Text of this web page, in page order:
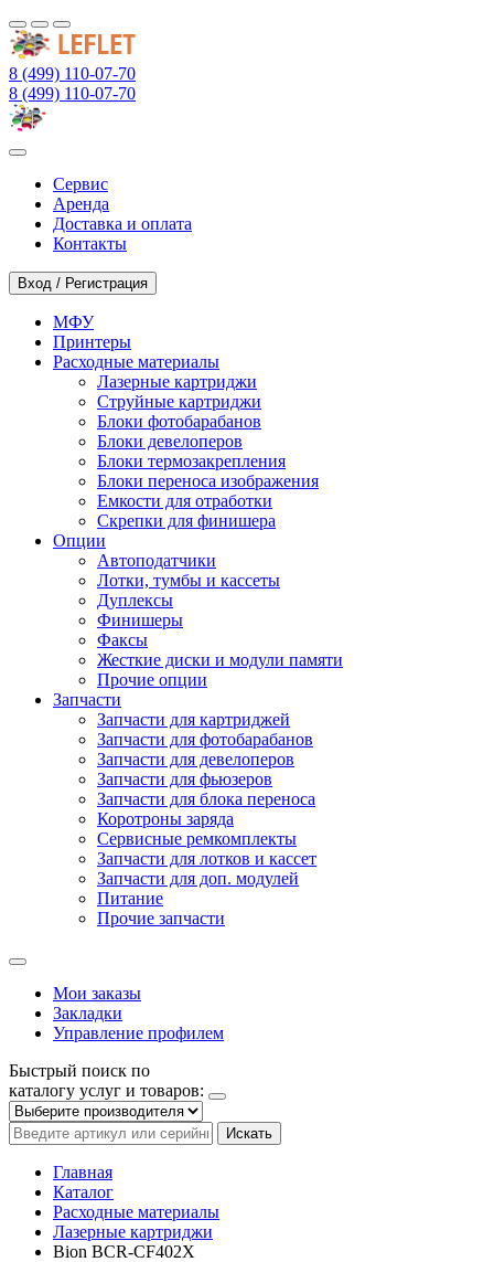
8 (499) 110-07-70
8 (499) 110-07-70
Сервис
Аренда
Доставка и оплата
Контакты
Вход / Регистрация
МФУ
Принтеры
Расходные материалы
Лазерные картриджи
Струйные картриджи
Блоки фотобарабанов
Блоки девелоперов
Блоки термозакрепления
Блоки переноса изображения
Емкости для отработки
Скрепки для финишера
Опции
Автоподатчики
Лотки, тумбы и кассеты
Дуплексы
Финишеры
Факсы
Жесткие диски и модули памяти
Прочие опции
Запчасти
Запчасти для картриджей
Запчасти для фотобарабанов
Запчасти для девелоперов
Запчасти для фьюзеров
Запчасти для блока переноса
Коротроны заряда
Сервисные ремкомплекты
Запчасти для лотков и кассет
Запчасти для доп. модулей
Питание
Прочие запчасти
Мои заказы
Закладки
Управление профилем
Быстрый поиск по
каталогу услуг и товаров:
Искать
Главная
Каталог
Расходные материалы
Лазерные картриджи
Bion BCR-CF402X